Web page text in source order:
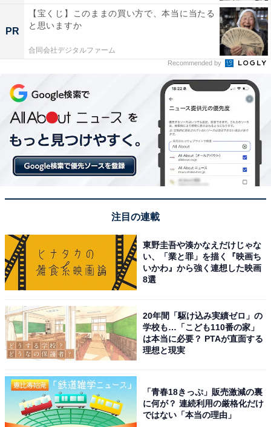
PR
【宝くじ】このままの買い方で、本当に当たる
と思いますか
合同会社デジタルファーム
Recommended by
注目の連載
東野圭吾や湊かなえだけじゃな
い、「業と罪」を描く『映画ち
いかわ』から強く連想した映画
8選
20年間「駆け込み実績ゼロ」の
学校も…「こども110番の家」
は本当に必要？ PTAが直面する
理想と現実
「青春18きっぷ」販売激減の裏
に何が？ 連続利用の厳格化だけ
ではない「本当の理由」